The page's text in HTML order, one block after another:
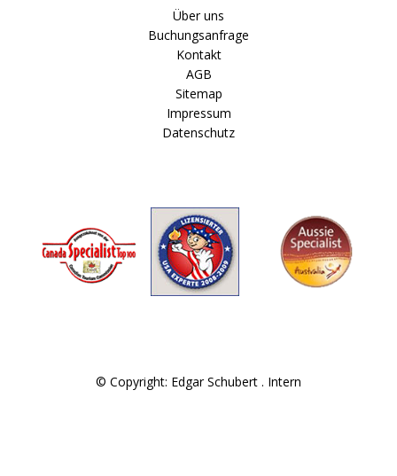
Über uns
Buchungsanfrage
Kontakt
AGB
Sitemap
Impressum
Datenschutz
© Copyright: Edgar Schubert . Intern